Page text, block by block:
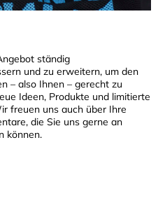
ständig
und zu erweitern, um den
– also Ihnen – gerecht zu
Ideen, Produkte und limitierte
freuen uns auch über Ihre
die Sie uns gerne an
können.